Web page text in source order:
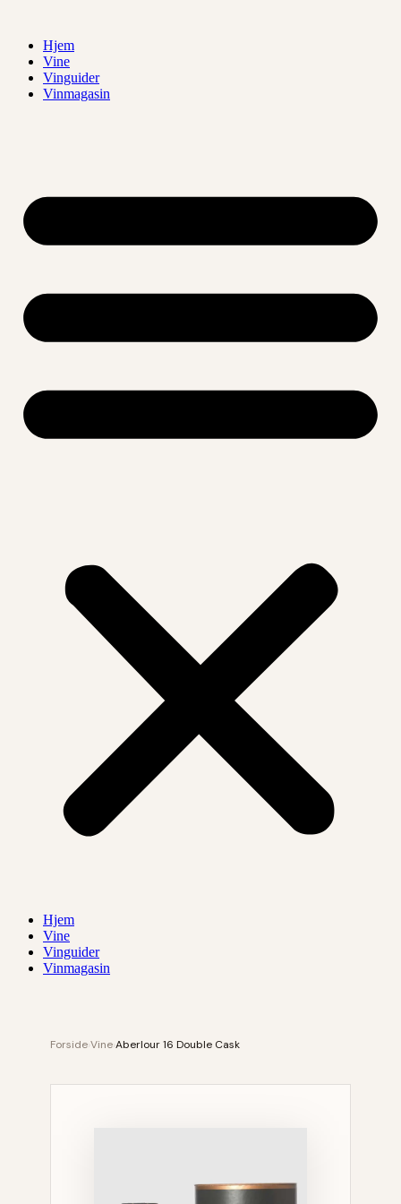
indholdHjem
Vine
Vinguider
Vinmagasin
Hjem
Vine
Vinguider
Vinmagasin
ForsideVineAberlour 16 Double Cask